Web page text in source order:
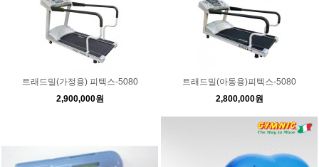
트래드밀(가정용) 피텍스-5080
2,900,000원
트래드밀(아동용)피텍스-5080
2,800,000원